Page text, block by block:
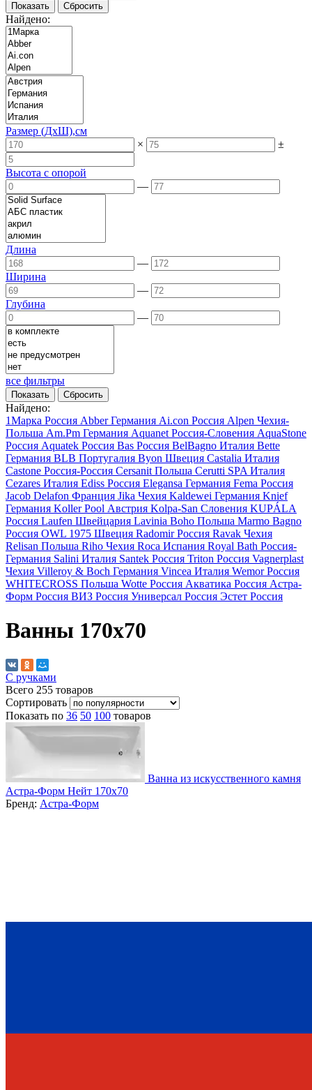
Найдено:
Размер (ДхШ),см
×
±
Высота с опорой
—
Длина
—
Ширина
—
Глубина
—
все фильтры
Найдено:
1Марка Россия AbberГермания Ai.con Россия Alpen Чехия-
Польша Am.Pm Германия Aquanet Россия-Словения AquaStone
Россия Aquatek Россия Bas Россия BelBagno Италия Bette
Германия BLB Португалия Byon Швеция Castalia Италия
Castone Россия-Россия Cersanit Польша Cerutti SPA Италия
Cezares Италия Ediss Россия Elegansa Германия Fema Россия
Jacob Delafon Франция Jika Чехия Kaldewei Германия Knief
Германия Koller Pool Австрия Kolpa-San Словения KUPÁLA
Россия Laufen Швейцария Lavinia Boho Польша Marmo Bagno
Россия OWL 1975 Швеция RadomirРоссия Ravak Чехия
Relisan Польша Riho Чехия Roca Испания Royal Bath Россия-
Германия Salini Италия Santek Россия Triton Россия Vagnerplast
Чехия Villeroy & Boch Германия Vincea Италия WemorРоссия
WHITECROSS Польша Wotte Россия Акватика Россия Астра-
Форм Россия ВИЗ Россия Универсал Россия Эстет Россия
Ванны 170х70
С ручками
Всего 255 товаров
Сортировать
Показать по 36 50 100 товаров
Ванна из искусственного камня
Астра-Форм Нейт 170х70
Бренд: Астра-Форм